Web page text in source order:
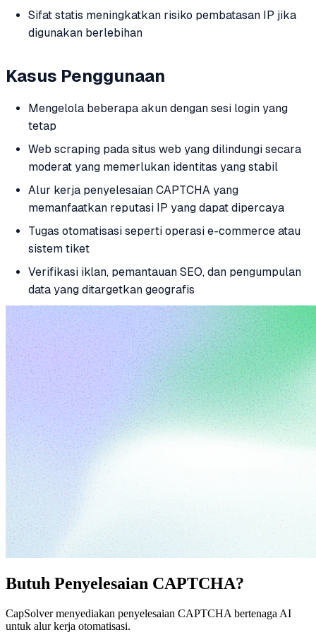
Sifat statis meningkatkan risiko pembatasan IP jika
digunakan berlebihan
Kasus Penggunaan
Mengelola beberapa akun dengan sesi login yang
tetap
Web scraping pada situs web yang dilindungi secara
moderat yang memerlukan identitas yang stabil
Alur kerja penyelesaian CAPTCHA yang
memanfaatkan reputasi IP yang dapat dipercaya
Tugas otomatisasi seperti operasi e-commerce atau
sistem tiket
Verifikasi iklan, pemantauan SEO, dan pengumpulan
data yang ditargetkan geografis
Butuh Penyelesaian CAPTCHA?
CapSolver menyediakan penyelesaian CAPTCHA bertenaga AI
untuk alur kerja otomatisasi.